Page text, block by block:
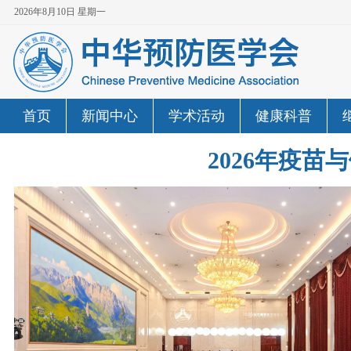
2026年8月10日 星期一
首页 新闻中心 学术活动 健康科普
2026年疫苗